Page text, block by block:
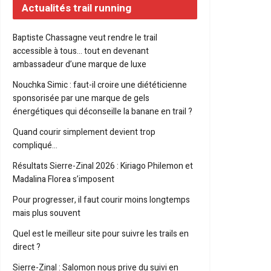
Actualités trail running
Baptiste Chassagne veut rendre le trail
accessible à tous… tout en devenant
ambassadeur d’une marque de luxe
Nouchka Simic : faut-il croire une diététicienne
sponsorisée par une marque de gels
énergétiques qui déconseille la banane en trail ?
Quand courir simplement devient trop
compliqué…
Résultats Sierre-Zinal 2026 : Kiriago Philemon et
Madalina Florea s’imposent
Pour progresser, il faut courir moins longtemps
mais plus souvent
Quel est le meilleur site pour suivre les trails en
direct ?
Sierre-Zinal : Salomon nous prive du suivi en